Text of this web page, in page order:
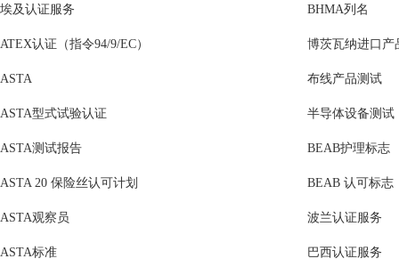
埃及认证服务
ATEX认证（指令94/9/EC）
ASTA
ASTA型式试验认证
ASTA测试报告
ASTA 20 保险丝认可计划
ASTA观察员
ASTA标准
BHMA列名
博茨瓦纳进口产
布线产品测试
半导体设备测试
BEAB护理标志
BEAB 认可标志
波兰认证服务
巴西认证服务